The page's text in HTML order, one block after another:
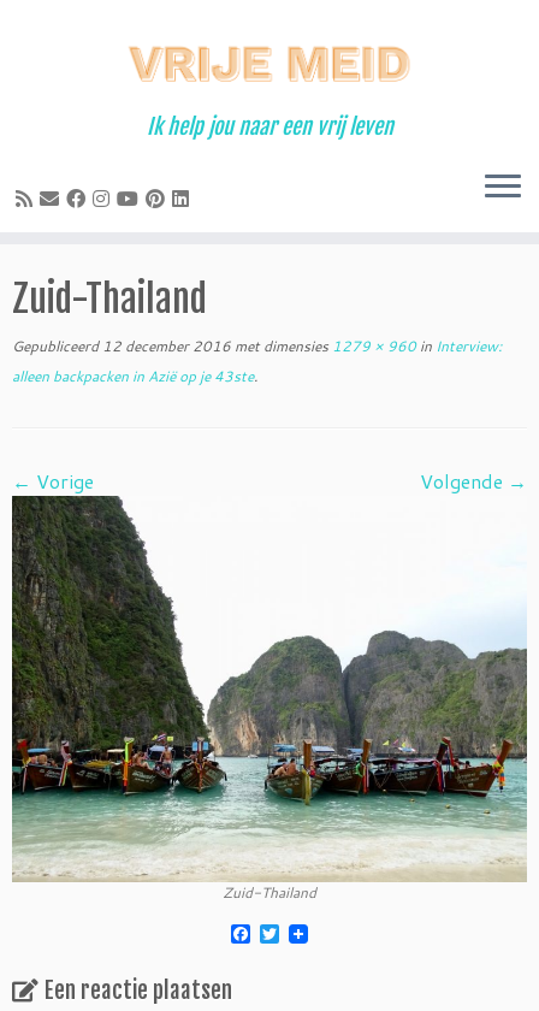
Ik help jou naar een vrij leven
Zuid-Thailand
Gepubliceerd 12 december 2016 met dimensies 1279 × 960in Interview:
alleen backpacken in Azië op je 43ste.
← Vorige Volgende →
Zuid-Thailand
F T
w
Een reactie plaatsen